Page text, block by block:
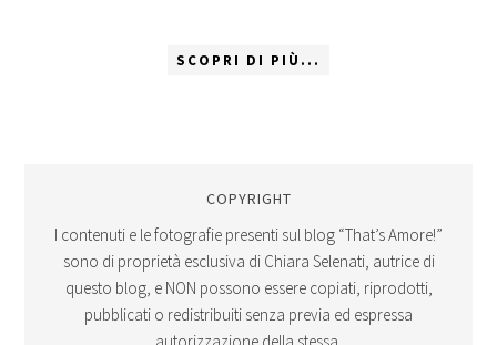
SCOPRI DI PIÙ...
COPYRIGHT
I contenuti e le fotografie presenti sul blog “That’s Amore!”
sono di proprietà esclusiva di Chiara Selenati, autrice di
questo blog, e NON possono essere copiati, riprodotti,
pubblicati o redistribuiti senza previa ed espressa